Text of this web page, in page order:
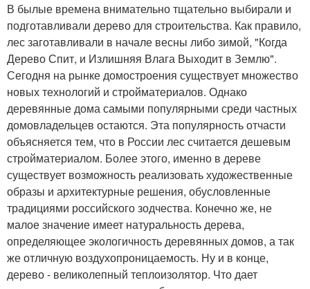
В былые времена внимательно тщательно выбирали и
подготавливали дерево для строительства. Как правило,
лес заготавливали в начале весны либо зимой, "Когда
Дерево Спит, и Излишняя Влага Выходит в Землю".
Сегодня на рынке домостроения существует множество
новых технологий и стройматериалов. Однако
деревянные дома самыми популярными среди частных
домовладельцев остаются. Эта популярность отчасти
объясняется тем, что в России лес считается дешевым
стройматериалом. Более этого, именно в дереве
существует возможность реализовать художественные
образы и архитектурные решения, обусловленные
традициями российского зодчества. Конечно же, не
малое значение имеет натуральность дерева,
определяющее экологичность деревянных домов, а так
же отличную воздухопроницаемость. Ну и в конце,
дерево - великолепный теплоизолятор. Что дает